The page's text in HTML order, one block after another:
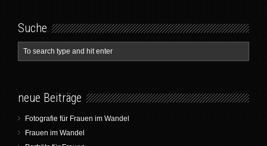
Suche
neue Beiträge
Fotografie für Frauen im Wandel
Frauen im Wandel